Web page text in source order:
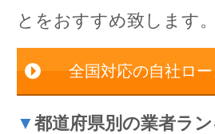
とをおすすめ致します。
全国対応の自社ロ
▼ 都道府県別の業者ラ